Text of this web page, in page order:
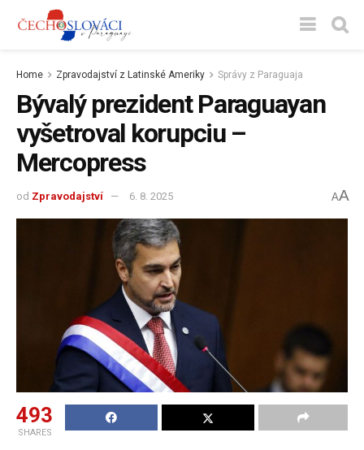
Home Zpravodajství z Latinské Ameriky Správy z Paraguaja
Bývalý prezident Paraguayan
vyšetroval korupciu –
Mercopress
od Zpravodajství 6. 8. 2025 AA
493
SHARES